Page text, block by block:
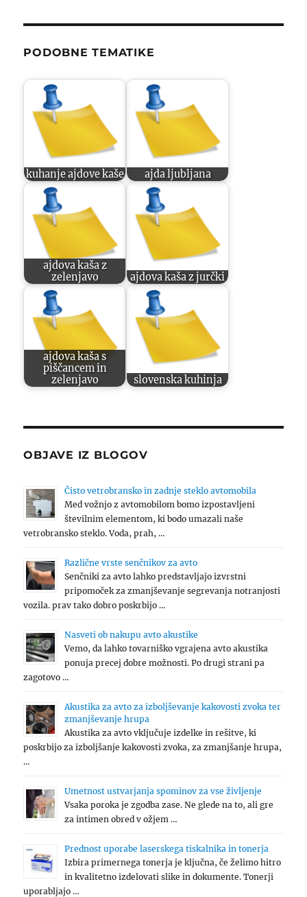
PODOBNE TEMATIKE
kuhanje ajdove kaše ajda ljubljana
ajdova kaša z
zelenjavo
ajdova kaša z jurčki
ajdova kaša s
piščancem in
zelenjavo
slovenska kuhinja
OBJAVE IZ BLOGOV
Čisto vetrobransko in zadnje steklo avtomobila
Med vožnjo z avtomobilom bomo izpostavljeni
številnim elementom, ki bodo umazali naše
vetrobransko steklo. Voda, prah, …
Različne vrste senčnikov za avto
Senčniki za avto lahko predstavljajo izvrstni
pripomoček za zmanjševanje segrevanja notranjosti
vozila. prav tako dobro poskrbijo …
Nasveti ob nakupu avto akustike
Vemo, da lahko tovarniško vgrajena avto akustika
ponuja precej dobre možnosti. Po drugi strani pa
zagotovo …
Akustika za avto za izboljševanje kakovosti zvoka ter
zmanjševanje hrupa
Akustika za avto vključuje izdelke in rešitve, ki
poskrbijo za izboljšanje kakovosti zvoka, za zmanjšanje hrupa,
…
Umetnost ustvarjanja spominov za vse življenje
Vsaka poroka je zgodba zase. Ne glede na to, ali gre
za intimen obred v ožjem …
Prednost uporabe laserskega tiskalnika in tonerja
Izbira primernega tonerja je ključna, če želimo hitro
in kvalitetno izdelovati slike in dokumente. Tonerji
uporabljajo …